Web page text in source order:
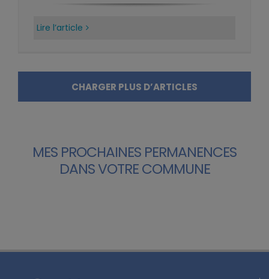
Lire l’article
CHARGER PLUS D’ARTICLES
MES PROCHAINES PERMANENCES
DANS VOTRE COMMUNE